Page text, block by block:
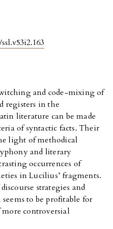
and code-mixing of
registers in the
literature can be made
of syntactic facts. Their
light of methodical
and literary
occurrences of
in Lucilius’ fragments.
strategies and
to be profitable for
controversial